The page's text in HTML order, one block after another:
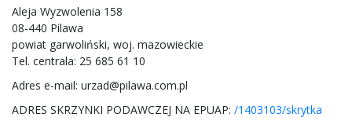
Aleja Wyzwolenia 158
08-440 Pilawa
powiat garwoliński, woj. mazowieckie
Tel. centrala: 25 685 61 10
Adres e-mail: urzad@pilawa.com.pl
ADRES SKRZYNKI PODAWCZEJ NA EPUAP: /1403103/skrytka